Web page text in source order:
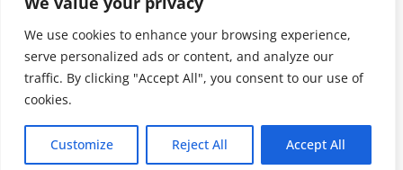
We use cookies to enhance your browsing experience,
serve personalized ads or content, and analyze our
traffic. By clicking "Accept All", you consent to our use of
cookies.
Customize Reject All Accept All